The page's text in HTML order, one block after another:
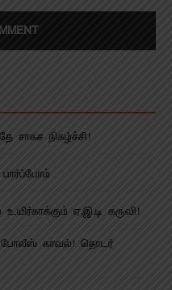
சாகச நிகழ்ச்சி!
ஏ.இ.டி கருவி!
போலீஸ் காவல்! தொடர்